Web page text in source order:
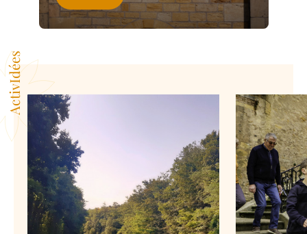
ActivIdées